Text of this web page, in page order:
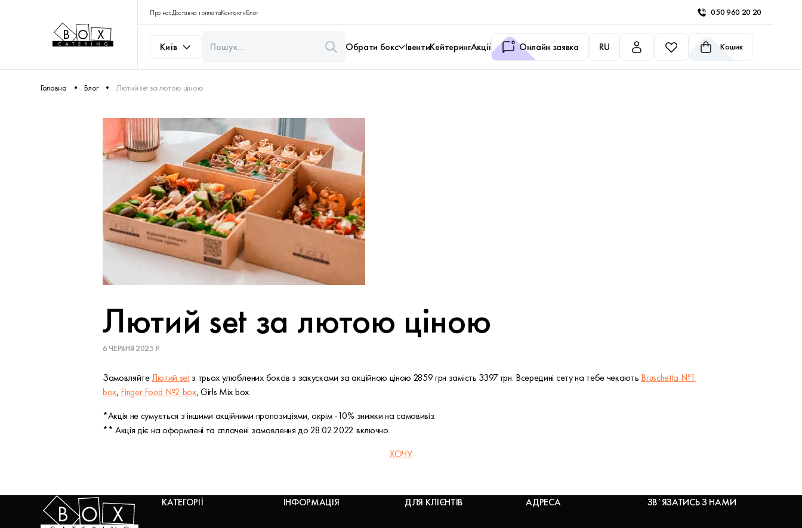
Про насДоставка і оплатаКонтактиБлог 050 960 20 20
Київ Обрати бокс ІвентиКейтерингАкції Онлайн заявка RU Кошик
Головна Блог Лютий set за лютою ціною
Лютий set за лютою ціною
6 ЧЕРВНЯ 2025 Р.
ЗамовляйтеЛютий setз трьох улюблених боксів з закусками за акційною ціною 2859 грн замість 3397 грн. Всередині сету на тебе чекають Bruschetta №1
box, Finger Food №2 box,Girls Mix box.
*Акція не сумується з іншими акційними пропозиціями, окрім -10% знижки на самовивіз.
** Акція діє на оформлені та сплачені замовлення до 28.02.2022 включно.
ХОЧУ
КАТЕГОРІЇ ІНФОРМАЦІЯ ДЛЯ КЛІЄНТІВ АДРЕСА ЗВʼЯЗАТИСЬ З НАМИ